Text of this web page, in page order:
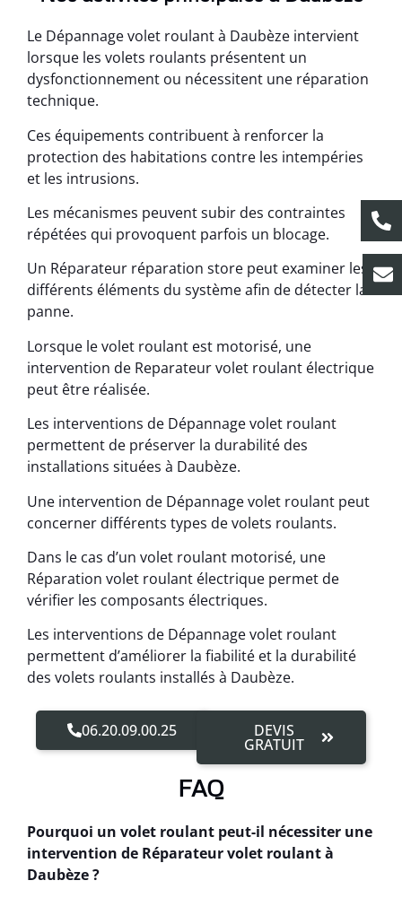
Le Dépannage volet roulant à Daubèze intervient
lorsque les volets roulants présentent un
dysfonctionnement ou nécessitent une réparation
technique.
Ces équipements contribuent à renforcer la
protection des habitations contre les intempéries
et les intrusions.
Les mécanismes peuvent subir des contraintes
répétées qui provoquent parfois un blocage.
Un Réparateur réparation store peut examiner les
différents éléments du système afin de détecter la
panne.
Lorsque le volet roulant est motorisé, une
intervention de Reparateur volet roulant électrique
peut être réalisée.
Les interventions de Dépannage volet roulant
permettent de préserver la durabilité des
installations situées à Daubèze.
Une intervention de Dépannage volet roulant peut
concerner différents types de volets roulants.
Dans le cas d’un volet roulant motorisé, une
Réparation volet roulant électrique permet de
vérifier les composants électriques.
Les interventions de Dépannage volet roulant
permettent d’améliorer la fiabilité et la durabilité
des volets roulants installés à Daubèze.
06.20.09.00.25 DEVIS
GRATUIT
FAQ
Pourquoi un volet roulant peut-il nécessiter une
intervention de Réparateur volet roulant à
Daubèze ?